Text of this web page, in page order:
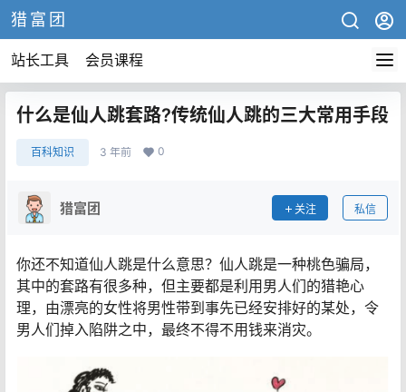
猎富团
站长工具 会员课程
什么是仙人跳套路?传统仙人跳的三大常用手段
百科知识 3 年前 0
猎富团 关注 私信
你还不知道仙人跳是什么意思？仙人跳是一种桃色骗局，
其中的套路有很多种，但主要都是利用男人们的猎艳心
理，由漂亮的女性将男性带到事先已经安排好的某处，令
男人们掉入陷阱之中，最终不得不用钱来消灾。